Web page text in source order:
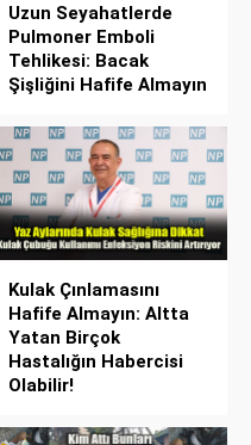
Uzun Seyahatlerde
Pulmoner Emboli
Tehlikesi: Bacak
Şişliğini Hafife Almayın
Kulak Çınlamasını
Hafife Almayın: Altta
Yatan Birçok
Hastalığın Habercisi
Olabilir!